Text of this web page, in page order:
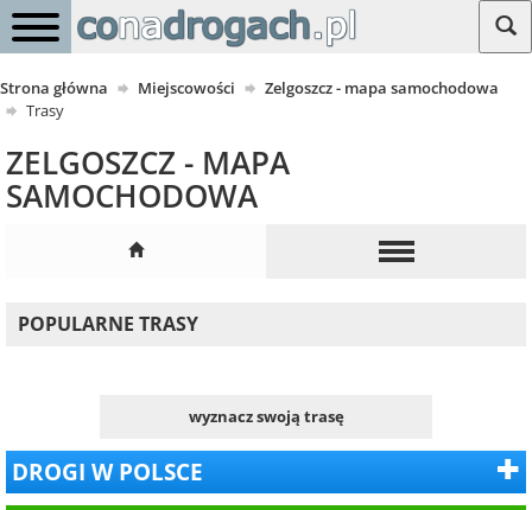
Strona główna Miejscowości
Zelgoszcz - mapa samochodowa
Trasy
ZELGOSZCZ - MAPA
SAMOCHODOWA
POPULARNE TRASY
wyznacz swoją trasę
DROGI W POLSCE